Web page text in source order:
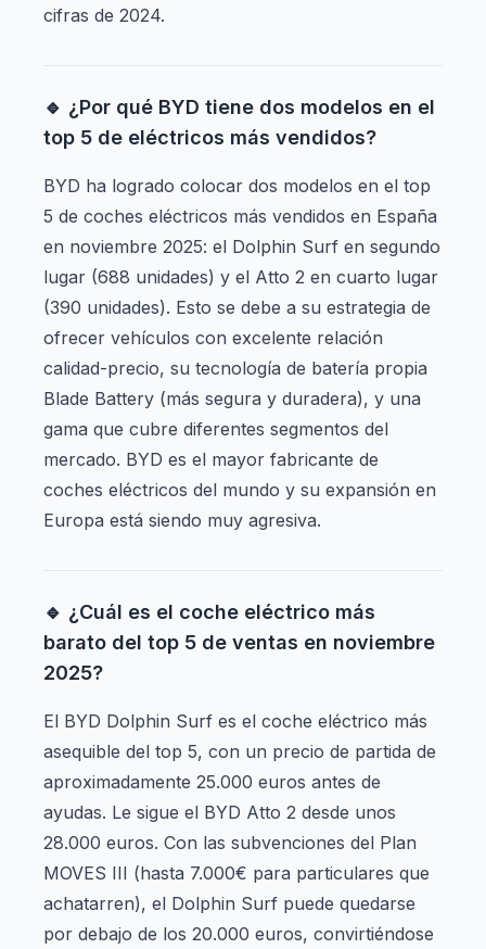
cifras de 2024.
🔹 ¿Por qué BYD tiene dos modelos en el
top 5 de eléctricos más vendidos?
BYD ha logrado colocar dos modelos en el top
5 de coches eléctricos más vendidos en España
en noviembre 2025: el Dolphin Surf en segundo
lugar (688 unidades) y el Atto 2 en cuarto lugar
(390 unidades). Esto se debe a su estrategia de
ofrecer vehículos con excelente relación
calidad-precio, su tecnología de batería propia
Blade Battery (más segura y duradera), y una
gama que cubre diferentes segmentos del
mercado. BYD es el mayor fabricante de
coches eléctricos del mundo y su expansión en
Europa está siendo muy agresiva.
🔹 ¿Cuál es el coche eléctrico más
barato del top 5 de ventas en noviembre
2025?
El BYD Dolphin Surf es el coche eléctrico más
asequible del top 5, con un precio de partida de
aproximadamente 25.000 euros antes de
ayudas. Le sigue el BYD Atto 2 desde unos
28.000 euros. Con las subvenciones del Plan
MOVES III (hasta 7.000€ para particulares que
achatarren), el Dolphin Surf puede quedarse
por debajo de los 20.000 euros, convirtiéndose